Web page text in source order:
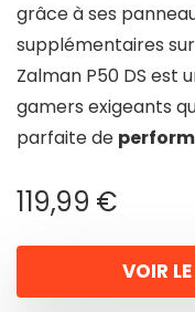
grâce à ses
supplémentaires
Zalman P50 DS est
gamers exigeants
parfaite de
119,99 €
VOIR